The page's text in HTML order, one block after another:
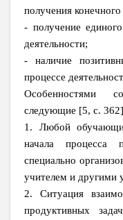
получения
- получение
деятельности;
- наличие
процессе
Особенностями
следующие [5, с.
1. Любой
начала процесса
специально
учителем и другими
2. Ситуация
продуктивных